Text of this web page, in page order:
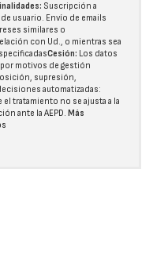
Suscripción a
usuario. Envío de emails
similares o
con Ud., o mientras sea
Cesión: Los datos
por motivos de gestión
supresión,
automatizadas:
el tratamiento no se ajusta a la
ante la AEPD. Más